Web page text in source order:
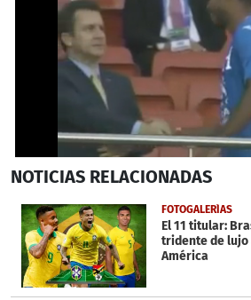
seconds
1
minute,
58
seconds
NOTICIAS RELACIONADAS
FOTOGALERÍAS
El 11 titular:
tridente de lujo
América